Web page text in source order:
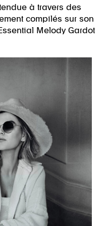
à travers des
compilés sur son
Melody Gardot